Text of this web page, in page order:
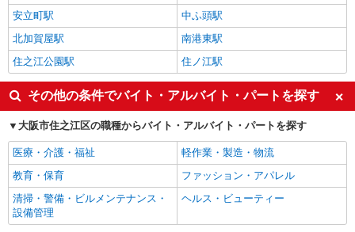
安立町駅
中ふ頭駅
北加賀屋駅
南港東駅
住之江公園駅
住ノ江駅
その他の条件でバイト・アルバイト・パートを探す
大阪市住之江区の職種からバイト・アルバイト・パートを探す
医療・介護・福祉
軽作業・製造・物流
教育・保育
ファッション・アパレル
清掃・警備・ビルメンテナンス・
設備管理
ヘルス・ビューティー